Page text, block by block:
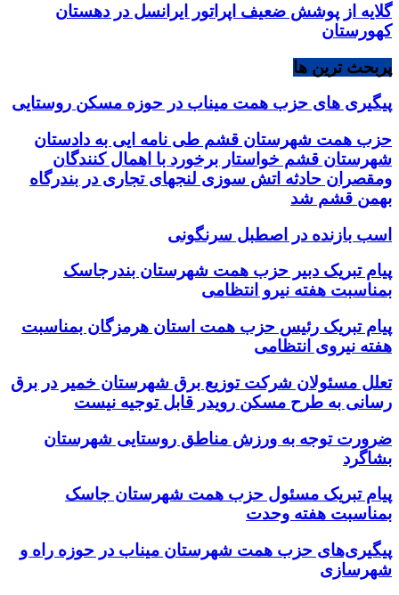
گلایه از پوشش ضعیف اپراتور ایرانسل در دهستان
کهورستان
پربحث ترین ها
پیگیری های حزب همت میناب در حوزه مسکن روستایی
حزب همت شهرستان قشم طی نامه ایی به دادستان
شهرستان قشم خواستار برخورد با اهمال کنندگان
ومقصران حادثه اتش سوزی لنجهای تجاری در بندرگاه
بهمن قشم شد
اسب بازنده در اصطبل سرنگونی
پیام تبریک دبیر حزب همت شهرستان بندرجاسک
بمناسبت هفته نیرو انتظامی
پیام تبریک رئیس حزب همت استان هرمزگان بمناسبت
هفته نیروی انتظامی
تعلل مسئولان شرکت توزیع برق شهرستان خمیر در برق
رسانی به طرح مسکن رویدر قابل توجیه نیست
ضرورت توجه به ورزش مناطق روستایی شهرستان
بشاگرد
پیام تبریک مسئول حزب همت شهرستان جاسک
بمناسبت هفته وحدت
پیگیری‌های حزب همت شهرستان میناب در حوزه راه و
شهرسازی